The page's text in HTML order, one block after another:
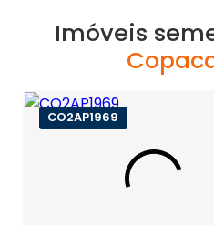
Imóveis
CO2AP1969